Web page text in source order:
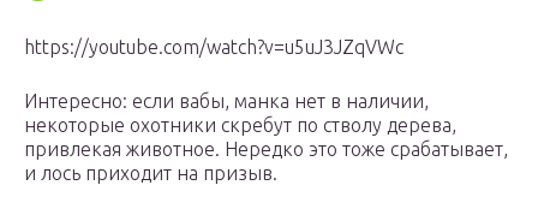
https://youtube.com/watch?v=u5uJ3JZqVWc
Интересно: если вабы, манка нет в наличии,
некоторые охотники скребут по стволу дерева,
привлекая животное. Нередко это тоже срабатывает,
и лось приходит на призыв.